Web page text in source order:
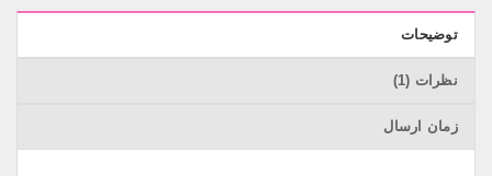
توضیحات
نظرات (1)
زمان ارسال